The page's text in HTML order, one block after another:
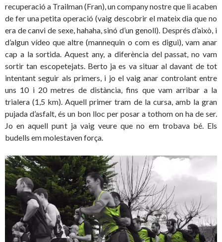
recuperació a Trailman (Fran), un company nostre que li acaben
de fer una petita operació (vaig descobrir el mateix dia que no
era de canvi de sexe, hahaha, sinó d’un genoll). Després d’això, i
d’algun vídeo que altre (mannequin o com es digui), vam anar
cap a la sortida. Aquest any, a diferència del passat, no vam
sortir tan escopetejats. Berto ja es va situar al davant de tot
intentant seguir als primers, i jo el vaig anar controlant entre
uns 10 i 20 metres de distància, fins que vam arribar a la
trialera (1,5 km). Aquell primer tram de la cursa, amb la gran
pujada d’asfalt, és un bon lloc per posar a tothom on ha de ser.
Jo en aquell punt ja vaig veure que no em trobava bé. Els
budells em molestaven força.